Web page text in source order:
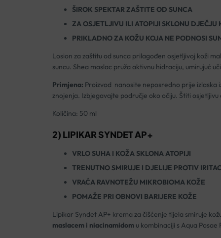
ŠIROK SPEKTAR ZAŠTITE OD SUNCA
ZA OSJETLJIVU ILI ATOPIJI SKLONU DJEČJU
PRIKLADNO ZA KOŽU KOJA NE PODNOSI
Losion za zaštitu od sunca prilagođen osjetljivoj koži
suncu. Shea maslac pruža aktivnu hidraciju, umirujuć
Primjena: Proizvod nanosite neposredno prije izlaska
znojenja. Izbjegavajte područje oko očiju. Štiti
Količina: 50 ml
2) LIPIKAR SYNDET AP+
VRLO SUHA I KOŽA SKLONA ATOPIJI
TRENUTNO SMIRUJE I DJELIJE PROTIV
VRAĆA RAVNOTEŽU MIKROBIOMA KOŽE
POMAŽE PRI OBNOVI BARIJERE KOŽE
Lipikar Syndet AP+ krema za čišćenje tijela smiruje
maslacem i niacinamidomu kombinaciji s Aqua Posae